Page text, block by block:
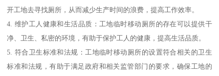
开工地去寻找厕所，从而减少生产时间的浪费，提高工作效率。
4. 维护工人健康和生活品质：工地临时移动厕所的存在可以提供干
净、卫生、私密的环境，有助于保护工人的健康，提高生活品质。
5. 符合卫生标准和法规：工地临时移动厕所的设置符合相关的卫生
标准和法规，有助于满足政府和相关监管部门的要求，确保工地的